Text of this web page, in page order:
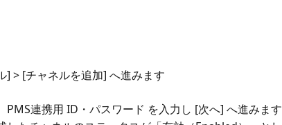
] > [チャネルを追加] へ進みます
PMS連携用 ID・パスワード を入力し [次へ] へ進みます